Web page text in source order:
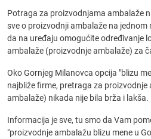
Potraga za proizvodnjama ambalaže
sve o proizvodnji ambalaže na jednom
da na uređaju omogućite određivanje
ambalaže (proizvodnje ambalaže) za
Oko Gornjeg Milanovca opcija "blizu
najbliže firme, pretraga za
ambalaže) nikada nije bila brža i lakša.
Informacija je sve, tu smo da Vam
"proizvodnje ambalažu blizu mene u